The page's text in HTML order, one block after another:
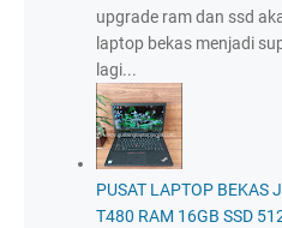
upgrade ram dan ssd
laptop bekas menjadi
lagi...
PUSAT LAPTOP BEKAS
T480 RAM 16GB SSD